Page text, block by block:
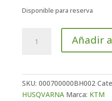
Disponible para reserva
PLUG
Añadir
SKU: 000700000BH002
HUSQVARNA Marca: KTM